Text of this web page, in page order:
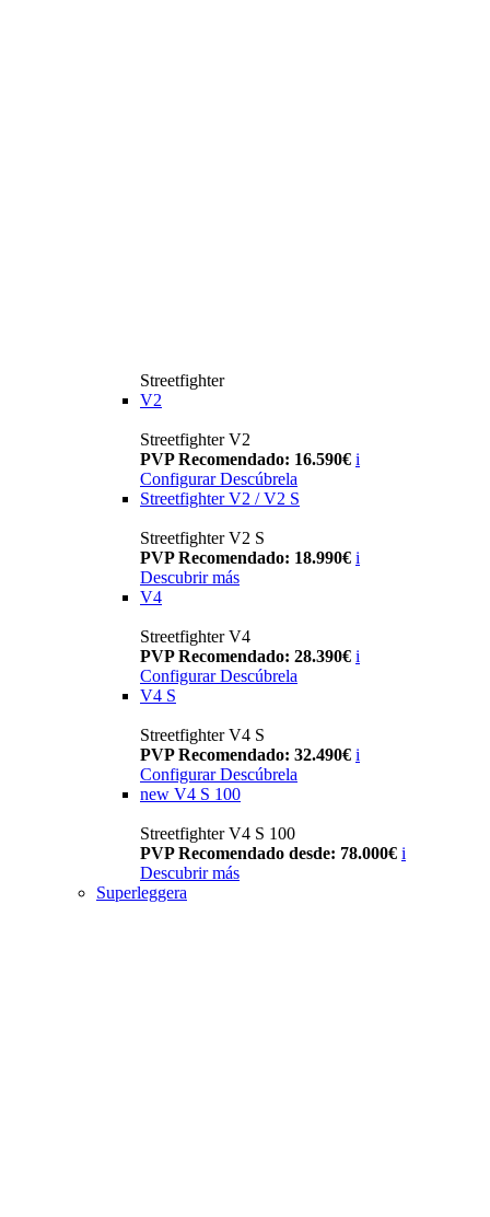
Streetfighter
V2
Streetfighter V2
PVP Recomendado: 16.590€ i
Configurar Descúbrela
Streetfighter V2 / V2 S
Streetfighter V2 S
PVP Recomendado: 18.990€ i
Descubrir más
V4
Streetfighter V4
PVP Recomendado: 28.390€ i
Configurar Descúbrela
V4 S
Streetfighter V4 S
PVP Recomendado: 32.490€ i
Configurar Descúbrela
new V4 S 100
Streetfighter V4 S 100
PVP Recomendado desde: 78.000€ i
Descubrir más
Superleggera